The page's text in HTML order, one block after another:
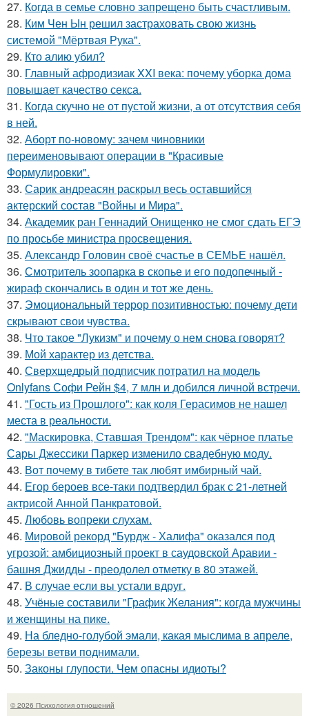
27. Когда в семье словно запрещено быть счастливым.
28. Ким Чен Ын решил застраховать свою жизнь
системой "Мёртвая Рука".
29. Кто алию убил?
30. Главный афродизиак XXI века: почему уборка дома
повышает качество секса.
31. Когда скучно не от пустой жизни, а от отсутствия себя
в ней.
32. Аборт по-новому: зачем чиновники
переименовывают операции в "Красивые
Формулировки".
33. Сарик андреасян раскрыл весь оставшийся
актерский состав "Войны и Мира".
34. Академик ран Геннадий Онищенко не смог сдать ЕГЭ
по просьбе министра просвещения.
35. Александр Головин своё счастье в СЕМЬЕ нашёл.
36. Смотритель зоопарка в скопье и его подопечный -
жираф скончались в один и тот же день.
37. Эмоциональный террор позитивностью: почему дети
скрывают свои чувства.
38. Что такое "Лукизм" и почему о нем снова говорят?
39. Мой характер из детства.
40. Сверхщедрый подписчик потратил на модель
Onlyfans Софи Рейн $4, 7 млн и добился личной встречи.
41. "Гость из Прошлого": как коля Герасимов не нашел
места в реальности.
42. "Маскировка, Ставшая Трендом": как чёрное платье
Сары Джессики Паркер изменило свадебную моду.
43. Вот почему в тибете так любят имбирный чай.
44. Егор бероев все-таки подтвердил брак с 21-летней
актрисой Анной Панкратовой.
45. Любовь вопреки слухам.
46. Мировой рекорд "Бурдж - Халифа" оказался под
угрозой: амбициозный проект в саудовской Аравии -
башня Джидды - преодолел отметку в 80 этажей.
47. В случае если вы устали вдруг.
48. Учёные составили "График Желания": когда мужчины
и женщины на пике.
49. На бледно-голубой эмали, какая мыслима в апреле,
березы ветви поднимали.
50. Законы глупости. Чем опасны идиоты?
© 2026 Психология отношений